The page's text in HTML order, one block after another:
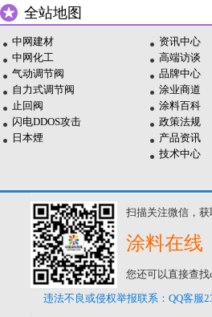
全站地图
中网建材
中网化工
气动调节阀
自力式调节阀
止回阀
闪电DDOS攻击
日本煙
资讯中心
高端访谈
品牌中心
涂业商道
涂料百科
政策法规
产品资讯
技术中心
扫描关注微信，
涂料在线
您还可以直接查找
违法不良或侵权举报联系：QQ客服